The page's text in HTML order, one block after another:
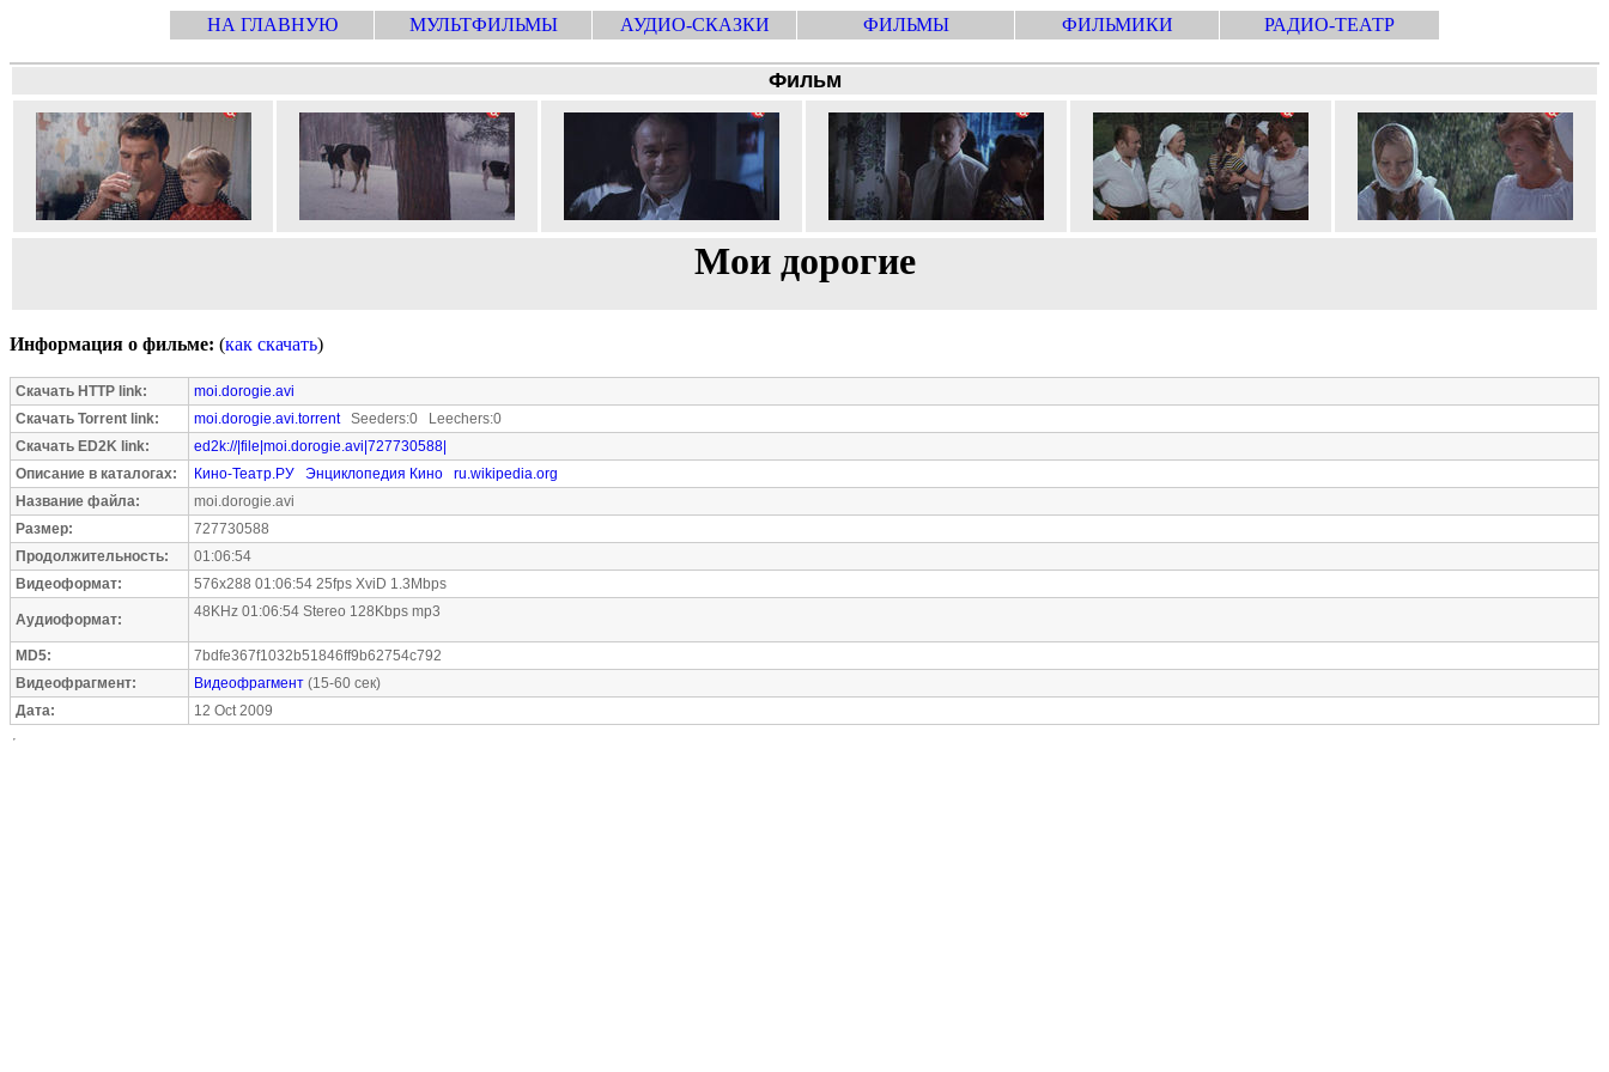
НА ГЛАВНУЮ МУЛЬТФИЛЬМЫ АУДИО-СКАЗКИ ФИЛЬМЫ ФИЛЬМИКИ РАДИО-ТЕАТР
Фильм
Мои дорогие
Информация о фильме: (как скачать)
Скачать HTTP link:
moi.dorogie.avi
Скачать Torrent link:
moi.dorogie.avi.torrentSeeders:0 Leechers:0
Скачать ED2K link:
ed2k://|file|moi.dorogie.avi|727730588|
Описание в каталогах:
Кино-Театр.РУ Энциклопедия Кино
ru.wikipedia.org
Название файла:
moi.dorogie.avi
Размер:
727730588
Продолжительность:
01:06:54
Видеоформат:
576x288 01:06:54 25fps XviD 1.3Mbps
Аудиоформат: 48KHz 01:06:54 Stereo 128Kbps mp3
MD5:
7bdfe367f1032b51846ff9b62754c792
Видеофрагмент:
Видеофрагмент (15-60 сек)
Дата:
12 Oct 2009